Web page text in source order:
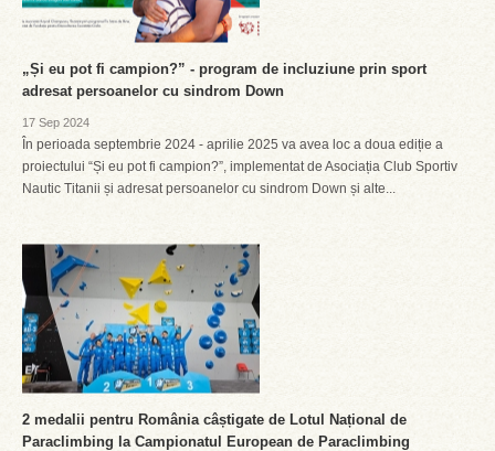
„Și eu pot fi campion?” - program de incluziune prin sport
adresat persoanelor cu sindrom Down
17 Sep 2024
În perioada septembrie 2024 - aprilie 2025 va avea loc a doua ediție a
proiectului “Și eu pot fi campion?”, implementat de Asociația Club Sportiv
Nautic Titanii și adresat persoanelor cu sindrom Down și alte...
2 medalii pentru România câștigate de Lotul Național de
Paraclimbing la Campionatul European de Paraclimbing